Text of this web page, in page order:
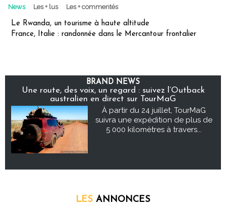
News Les + lus Les + commentés
Le Rwanda, un tourisme à haute altitude
France, Italie : randonnée dans le Mercantour frontalier
BRAND NEWS
Une route, des voix, un regard : suivez l’Outback
australien en direct sur TourMaG
À partir du 24 juillet, TourMaG
suivra une expédition de plus de
5 000 kilomètres à travers...
LES ANNONCES